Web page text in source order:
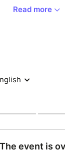
et vocal pour
:
peut offrir ta
Read more